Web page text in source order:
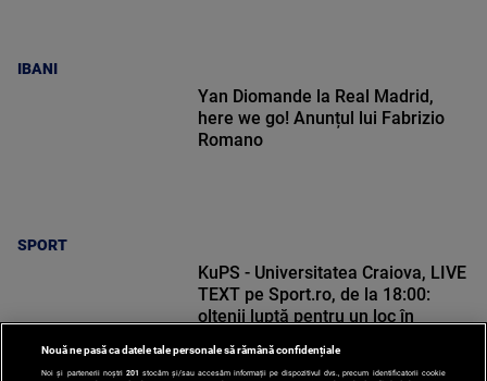
IBANI
SPORT
Yan Diomande la Real Madrid,
here we go! Anunțul lui Fabrizio
Romano
KuPS - Universitatea Craiova, LIVE
TEXT pe Sport.ro, de la 18:00:
oltenii luptă pentru un loc în
Nouă ne pasă ca datele tale personale să rămână confidențiale
Noi și partenerii noștri 201 stocăm și/sau accesăm informații pe dispozitivul dvs., precum identificatorii cookie